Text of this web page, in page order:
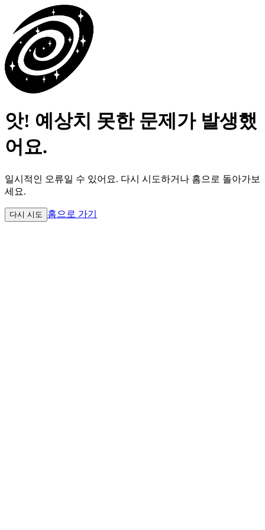
앗! 예상치 못한 문제가 발생했
어요.
일시적인 오류일 수 있어요. 다시 시도하거나 홈으로 돌아가보
세요.
다시 시도 홈으로 가기